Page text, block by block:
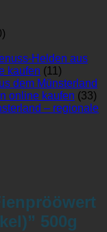
Helden aus
kaufen (11)
dem Münsterland
online kaufen (33)
– regionale
500g